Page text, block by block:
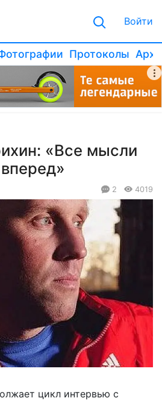
Войти
Протоколы
«Все мысли
2 4019
цикл интервью с